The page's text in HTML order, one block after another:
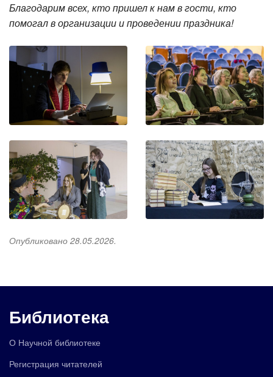
Благодарим всех, кто пришел к нам в гости, кто
помогал в организации и проведении праздника!
Опубликовано 28.05.2026.
Библиотека
О Научной библиотеке
Регистрация читателей